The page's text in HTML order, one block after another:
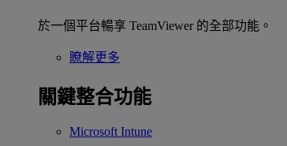
於一個平台暢享 TeamViewer 的全部功能。
瞭解更多
關鍵整合功能
Microsoft Intune